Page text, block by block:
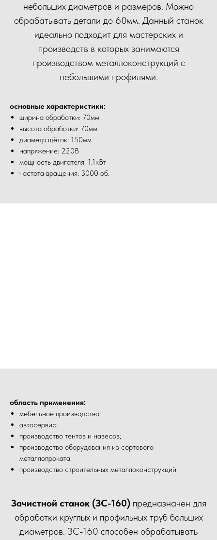
небольших диаметров и размеров. Можно
обрабатывать детали до 60мм. Данный станок
идеально подходит для мастерских и
производств в которых занимаются
производством металлоконструкций с
небольшими профилями.
основные характеристики:
ширина обработки: 70мм
высота обработки: 70мм
диаметр щёток: 150мм
напряжение: 220В
мощность двигателя: 1.1кВт
частота вращения: 3000 об.
область применения:
мебельное производство;
автосервис;
производство тентов и навесов;
производство оборудования из сортового
металлопроката.
производство строительных металлоконструкций
Зачистной станок (ЗС-160)предназначен для
обработки круглых и профильных труб больших
диаметров. ЗС-160 способен обрабатывать